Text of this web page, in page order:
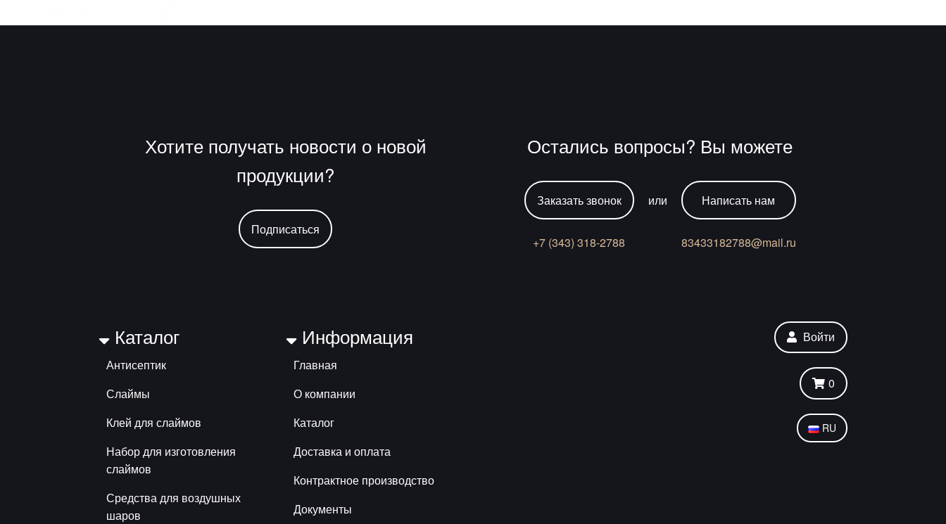
Хотите получать новости о новой
продукции?
Подписаться
Остались вопросы? Вы можете
Заказать звонок
+7 (343) 318-2788
или Написать нам
83433182788@mail.ru
Каталог
Антисептик
Слаймы
Клей для слаймов
Набор для изготовления
слаймов
Средства для воздушных
шаров
Информация
Главная
О компании
Каталог
Доставка и оплата
Контрактное производство
Документы
Войти
0
RU